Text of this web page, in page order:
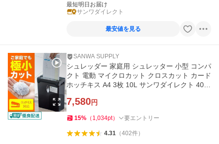
最短明日お届け
サンワダイレクト
最安値を見る
SANWA SUPPLY
シュレッダー 家庭用 シュレッター 小型 コンパ
クト 電動 マイクロカット クロスカット カード
ホッチキス A4 3枚 10L サンワダイレクト 400-
7,580円
15% （ 1,034pt） 要エントリー
4.31（402件）